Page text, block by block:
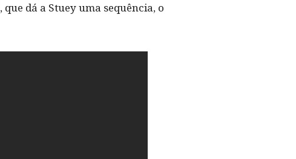
, que dá a Stuey uma sequência, o